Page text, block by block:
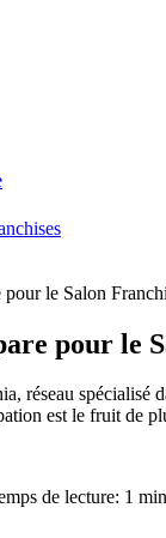
pour le Salon
pour le
réseau spécialisé
est le fruit de
de lecture: 1 min